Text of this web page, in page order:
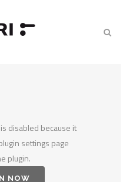
disabled because it
settings page
plugin.
NOW